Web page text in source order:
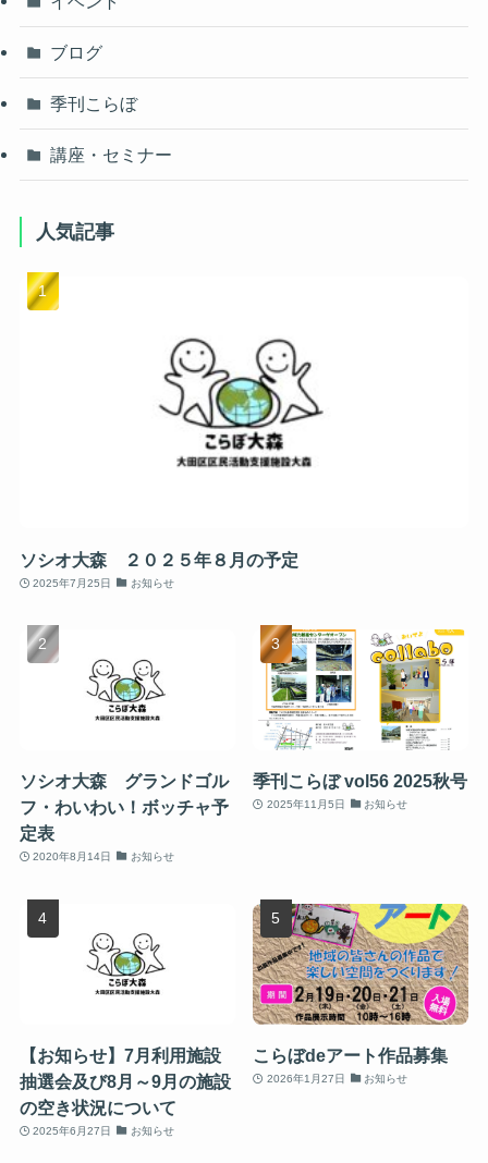
ブログ
季刊こらぼ
講座・セミナー
人気記事
ソシオ大森 ２０２５年８月の予定
2025年7月25日 お知らせ
ソシオ大森 グランドゴル
フ・わいわい！ボッチャ予
定表
2020年8月14日 お知らせ
季刊こらぼ vol56 2025秋号
2025年11月5日 お知らせ
【お知らせ】7月利用施設
抽選会及び8月～9月の施設
の空き状況について
2025年6月27日 お知らせ
こらぼdeアート作品募集
2026年1月27日 お知らせ